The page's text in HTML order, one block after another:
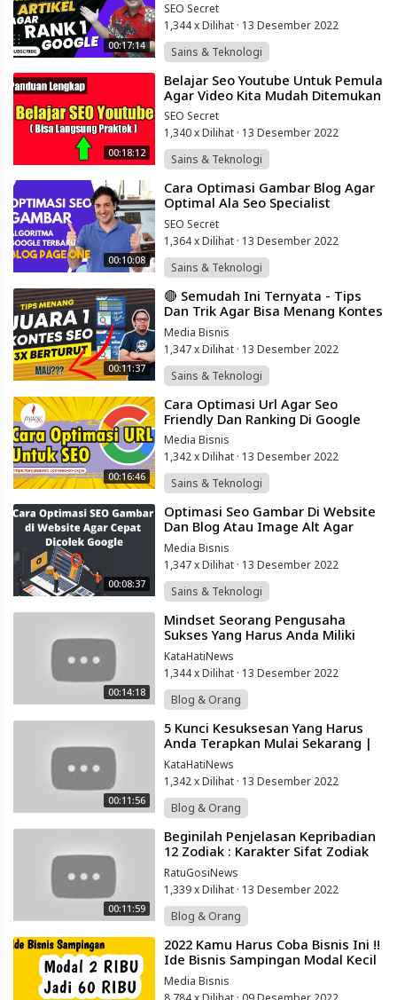
00:17:14
SEO Secret
1,344 x Dilihat · 13 Desember 2022
Sains & Teknologi
00:18:12
⁣Belajar Seo Youtube Untuk Pemula
Agar Video Kita Mudah Ditemukan
SEO Secret
1,340 x Dilihat · 13 Desember 2022
Sains & Teknologi
00:10:08
⁣Cara Optimasi Gambar Blog Agar
Optimal Ala Seo Specialist
Terbaru 2022 - Page One
SEO Secret
1,364 x Dilihat · 13 Desember 2022
Sains & Teknologi
00:11:37
⁣🔴 Semudah Ini Ternyata - Tips
Dan Trik Agar Bisa Menang Kontes
Seo 2022 - No 4 Paling Penting
Media Bisnis
1,347 x Dilihat · 13 Desember 2022
Sains & Teknologi
00:16:46
⁣Cara Optimasi Url Agar Seo
Friendly Dan Ranking Di Google
Media Bisnis
1,342 x Dilihat · 13 Desember 2022
Sains & Teknologi
00:08:37
⁣Optimasi Seo Gambar Di Website
Dan Blog Atau Image Alt Agar
Dikenal Google Friendly Untuk
Wordpress
Media Bisnis
1,347 x Dilihat · 13 Desember 2022
Sains & Teknologi
00:14:18
⁣Mindset Seorang Pengusaha
Sukses Yang Harus Anda Miliki
|motivasi Sukses Jusuf Hamka |all
Motivation
KataHatiNews
1,344 x Dilihat · 13 Desember 2022
Blog & Orang
00:11:56
⁣5 Kunci Kesuksesan Yang Harus
Anda Terapkan Mulai Sekarang |
Motivasi Sukses | All Motivation
KataHatiNews
1,342 x Dilihat · 13 Desember 2022
Blog & Orang
00:11:59
⁣Beginilah Penjelasan Kepribadian
12 Zodiak : Karakter Sifat Zodiak
Kamu Apakah Benar?
RatuGosiNews
1,339 x Dilihat · 13 Desember 2022
Blog & Orang
⁣2022 Kamu Harus Coba Bisnis Ini !!
Ide Bisnis Sampingan Modal Kecil
Untung Besar | Ide Usaha Di Desa
Media Bisnis